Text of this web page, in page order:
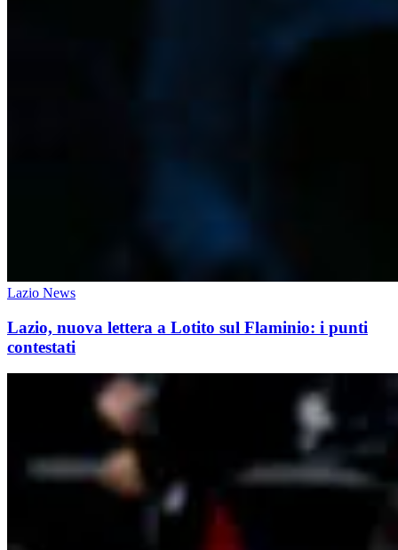
Lazio News
Lazio, nuova lettera a Lotito sul Flaminio: i punti
contestati